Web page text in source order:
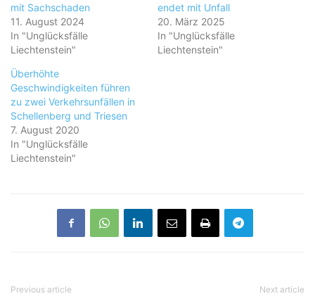
mit Sachschaden
11. August 2024
In "Unglücksfälle
Liechtenstein"
endet mit Unfall
20. März 2025
In "Unglücksfälle
Liechtenstein"
Überhöhte
Geschwindigkeiten führen
zu zwei Verkehrsunfällen in
Schellenberg und Triesen
7. August 2020
In "Unglücksfälle
Liechtenstein"
Previous article Next article